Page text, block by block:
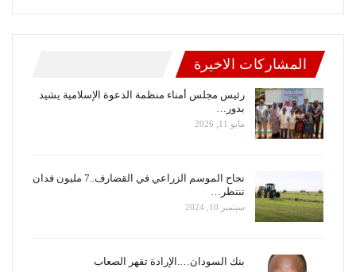
المشاركات الاخيرة
رئيس مجلس أمناء منظمة الدعوة الإسلامية يشيد
بدور…
مايو 11, 2026
نجاح الموسم الزراعي في القضارف..7 مليون فدان
تنتظر…
سبتمبر 10, 2024
بنك السودان….الإرادة تقهر الصعاب